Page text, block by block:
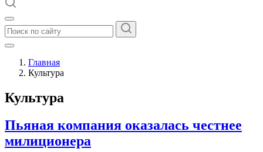
Главная
Культура
Культура
Пьяная компания оказалась честнее
милиционера